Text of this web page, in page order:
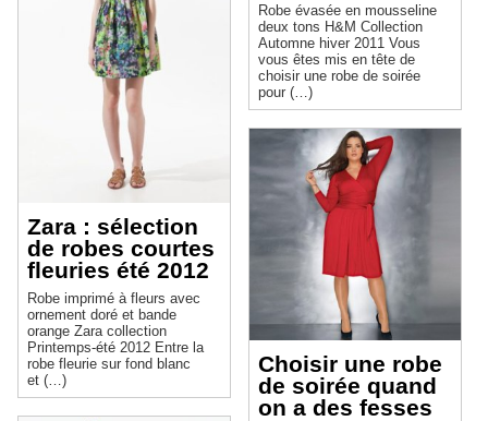
Zara : sélection
de robes courtes
fleuries été 2012
Robe imprimé à fleurs avec
ornement doré et bande
orange Zara collection
Printemps-été 2012 Entre la
robe fleurie sur fond blanc
et (…)
Robe évasée en mousseline
deux tons H&M Collection
Automne hiver 2011 Vous
vous êtes mis en tête de
choisir une robe de soirée
pour (…)
Choisir une robe
de soirée quand
on a des fesses